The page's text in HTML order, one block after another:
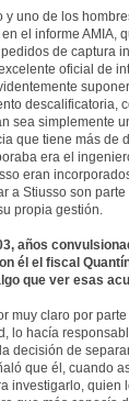
y uno de los
el informe
de captura
oficial de
descalificatoria,
sea simplemente
que tiene más de
era el
eran
a Stiusso son
propia gestión.
años
él el fiscal
que ver esas
muy claro por
lo hacía
decisión de
que él, cuando
investigarlo,